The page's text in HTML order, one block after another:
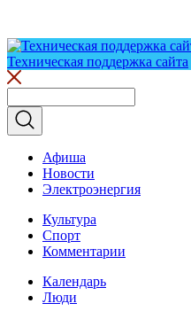
Техническая поддержка сайта
Афиша
Новости
Электроэнергия
Культура
Спорт
Комментарии
Календарь
Люди